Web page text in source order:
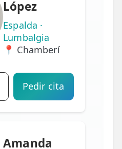
López
Espalda ·
Lumbalgia
📍 Chamberí
Pedir cita
Amanda